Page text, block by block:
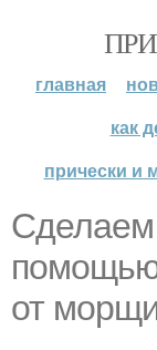
главная
как
прически и
от